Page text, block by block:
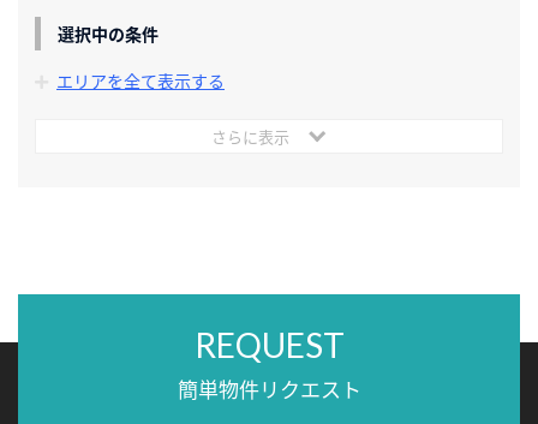
選択中の条件
エリアを全て表示する
さらに表示
REQUEST
簡単物件リクエスト